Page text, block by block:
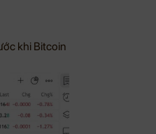
khi Bitcoin